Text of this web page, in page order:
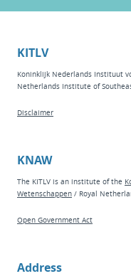
KITLV
Koninklijk Nederlands Instituut
Netherlands Institute of
Disclaimer
KNAW
The KITLV is an institute of the
Wetenschappen / Royal
Open Government Act
Address